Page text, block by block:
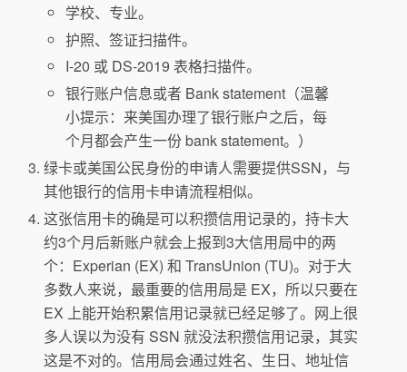
学校、专业。
护照、签证扫描件。
I-20 或 DS-2019 表格扫描件。
银行账户信息或者 Bank statement（温馨
小提示：来美国办理了银行账户之后，每
个月都会产生一份 bank statement。）
绿卡或美国公民身份的申请人需要提供SSN，与
其他银行的信用卡申请流程相似。
这张信用卡的确是可以积攒信用记录的，持卡大
约3个月后新账户就会上报到3大信用局中的两
个：Experian (EX) 和 TransUnion (TU)。对于大
多数人来说，最重要的信用局是 EX，所以只要在
EX 上能开始积累信用记录就已经足够了。网上很
多人误以为没有 SSN 就没法积攒信用记录，其实
这是不对的。信用局会通过姓名、生日、地址信